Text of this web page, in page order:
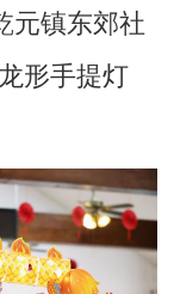
镇东郊社
形手提灯